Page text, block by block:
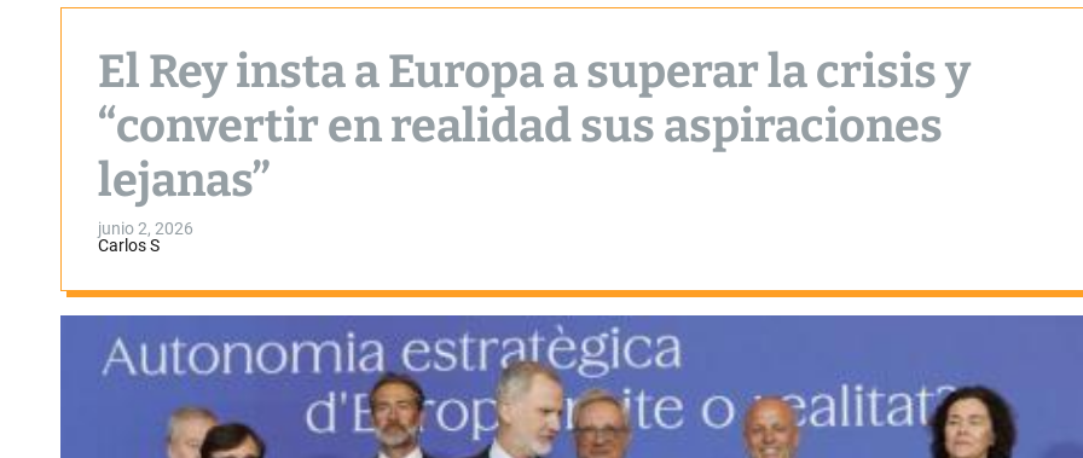
El Rey insta a Europa a superar la crisis y
“convertir en realidad sus aspiraciones
lejanas”
junio 2, 2026
Carlos S